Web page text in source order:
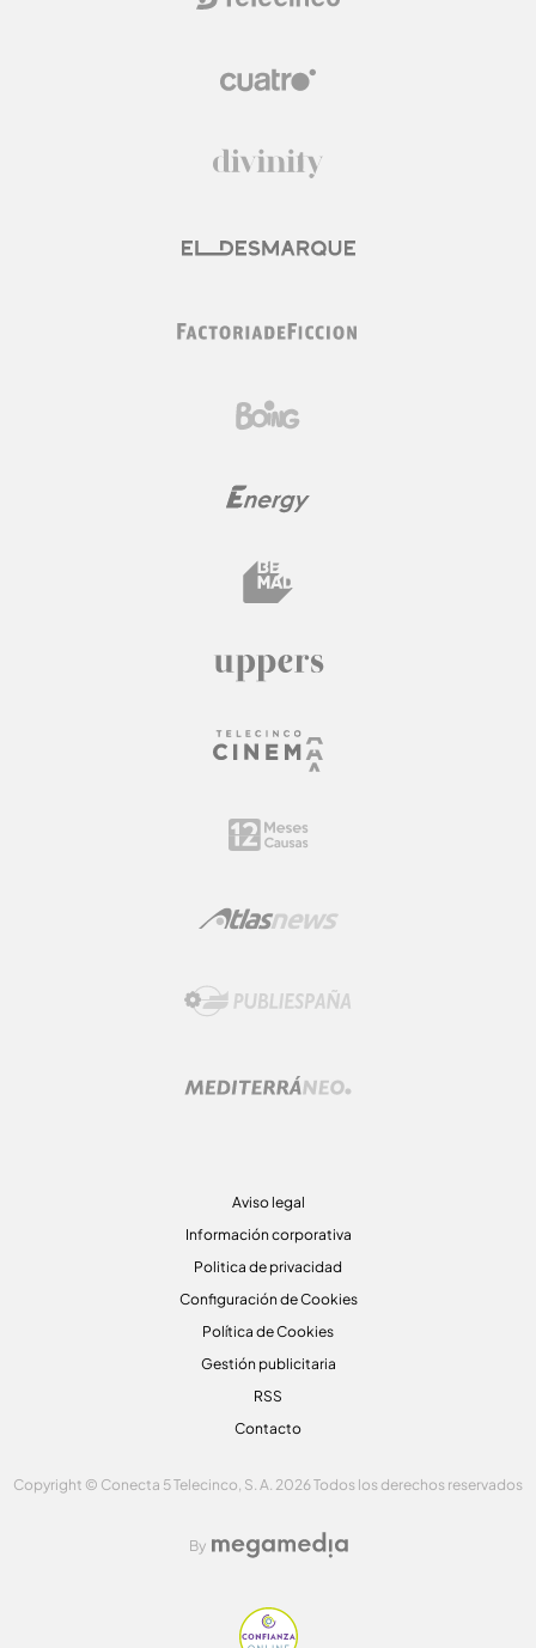
Aviso legal
Información corporativa
Politica de privacidad
Configuración de Cookies
Política de Cookies
Gestión publicitaria
RSS
Contacto
Copyright © Conecta 5 Telecinco, S. A. 2026 Todos los derechos reservados
By